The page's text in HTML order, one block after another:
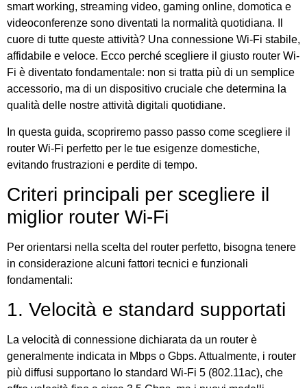
smart working, streaming video, gaming online, domotica e
videoconferenze sono diventati la normalità quotidiana. Il
cuore di tutte queste attività? Una connessione Wi-Fi stabile,
affidabile e veloce. Ecco perché scegliere il giusto router Wi-
Fi è diventato fondamentale: non si tratta più di un semplice
accessorio, ma di un dispositivo cruciale che determina la
qualità delle nostre attività digitali quotidiane.
In questa guida, scopriremo passo passo come scegliere il
router Wi-Fi perfetto per le tue esigenze domestiche,
evitando frustrazioni e perdite di tempo.
Criteri principali per scegliere il
miglior router Wi-Fi
Per orientarsi nella scelta del router perfetto, bisogna tenere
in considerazione alcuni fattori tecnici e funzionali
fondamentali:
1. Velocità e standard supportati
La velocità di connessione dichiarata da un router è
generalmente indicata in Mbps o Gbps. Attualmente, i router
più diffusi supportano lo standard Wi-Fi 5 (802.11ac), che